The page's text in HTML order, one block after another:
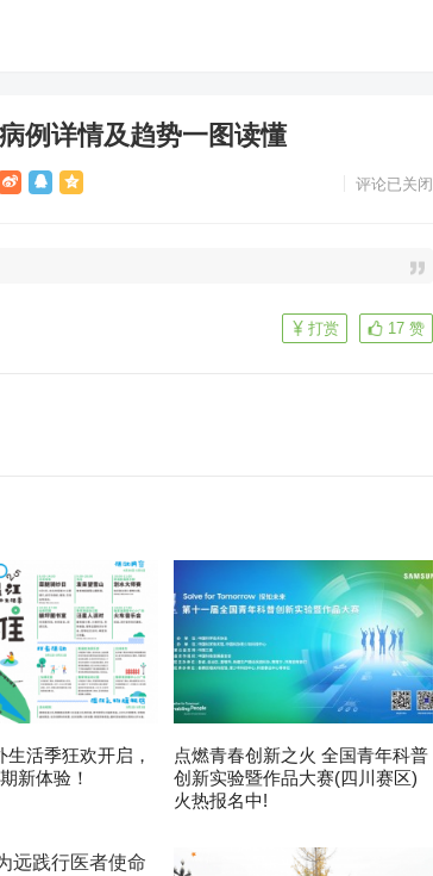
例详情及趋势一图读懂
评论已关闭
17 赞
打赏
生活季狂欢开启，
新体验！
点燃青春创新之火 全国青年科普
创新实验暨作品大赛(四川赛区)
火热报名中!